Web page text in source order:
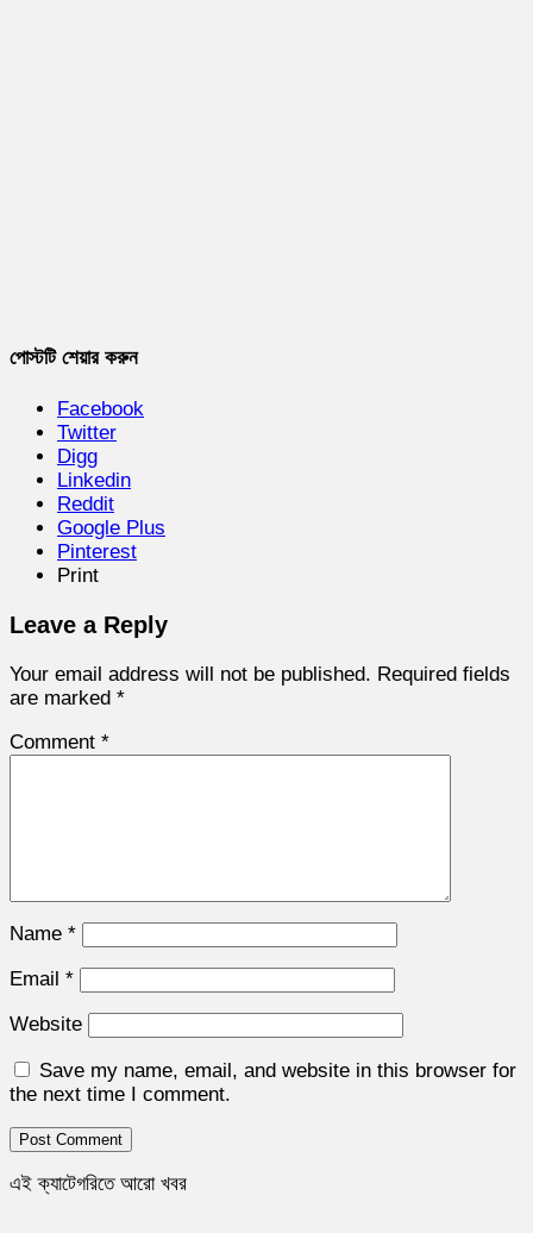
পোস্টটি শেয়ার করুন
Facebook
Twitter
Digg
Linkedin
Reddit
Google Plus
Pinterest
Print
Leave a Reply
Your email address will not be published. Required fields
are marked *
Comment *
Name *
Email *
Website
Save my name, email, and website in this browser for
the next time I comment.
এই ক্যাটেগরিতে আরো খবর